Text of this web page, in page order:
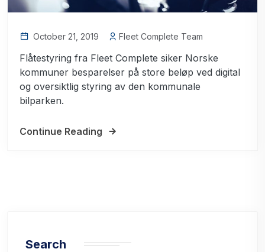
October 21, 2019 Fleet Complete Team
Flåtestyring fra Fleet Complete siker Norske
kommuner besparelser på store beløp ved digital
og oversiktlig styring av den kommunale
bilparken.
Continue Reading
Search